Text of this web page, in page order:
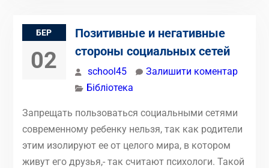
БЕР
02
Позитивные и негативные
стороны социальных сетей
school45
Залишити коментар
Бібліотека
Запрещать пользоваться социальными сетями
современному ребенку нельзя, так как родители
этим изолируют ее от целого мира, в котором
живут его друзья,- так считают психологи. Такой